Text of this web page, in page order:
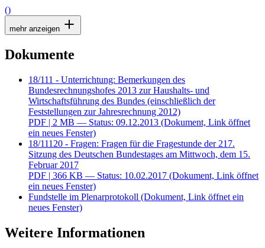
()
mehr anzeigen
Dokumente
18/111 - Unterrichtung: Bemerkungen des
Bundesrechnungshofes 2013 zur Haushalts- und
Wirtschaftsführung des Bundes (einschließlich der
Feststellungen zur Jahresrechnung 2012)
PDF | 2 MB — Status: 09.12.2013 (Dokument, Link öffnet
ein neues Fenster)
18/11120 - Fragen: Fragen für die Fragestunde der 217.
Sitzung des Deutschen Bundestages am Mittwoch, dem 15.
Februar 2017
PDF | 366 KB — Status: 10.02.2017 (Dokument, Link öffnet
ein neues Fenster)
Fundstelle im Plenarprotokoll (Dokument, Link öffnet ein
neues Fenster)
Weitere Informationen